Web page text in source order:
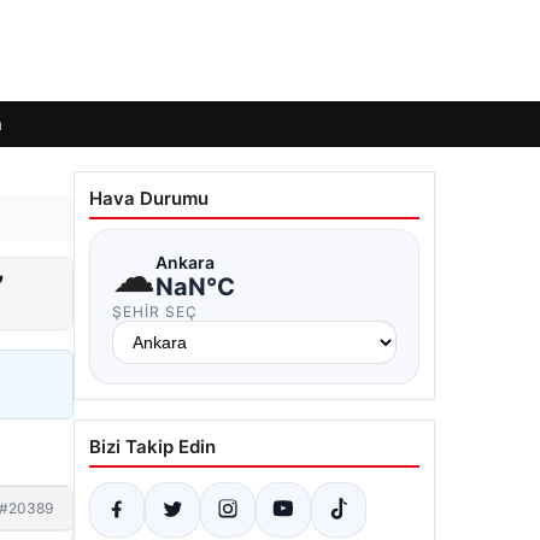
#20389
Hava Durumu
☁Ankara
NaN°C
ŞEHIR SEÇ
Bizi Takip Edin